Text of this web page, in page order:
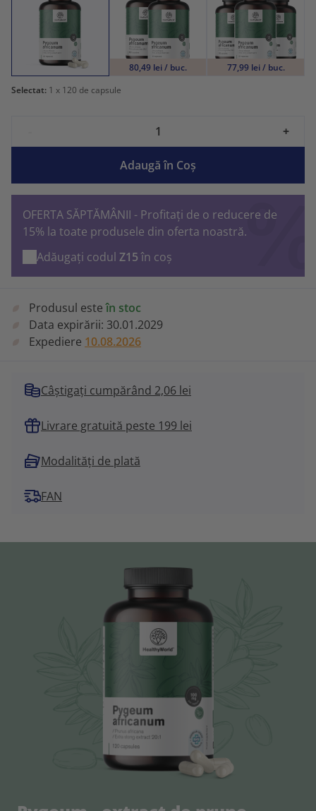
80,49 lei / buc.
77,99 lei / buc.
Selectat: 1 x 120 de capsule
+
Adaugă în Coş
OFERTA SĂPTĂMÂNII - Profitați de o reducere de
15% la toate produsele din oferta noastră.
Adăugați codul Z15 în coș
Produsul esteîn stoc
Data expirării: 30.01.2029
Expediere 10.08.2026
Câștigați cumpărând 2,06 lei
Livrare gratuită peste 199 lei
Modalități de plată
FAN